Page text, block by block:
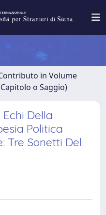
in Volume
o Saggio)
Della
Politica
Tre Sonetti Del